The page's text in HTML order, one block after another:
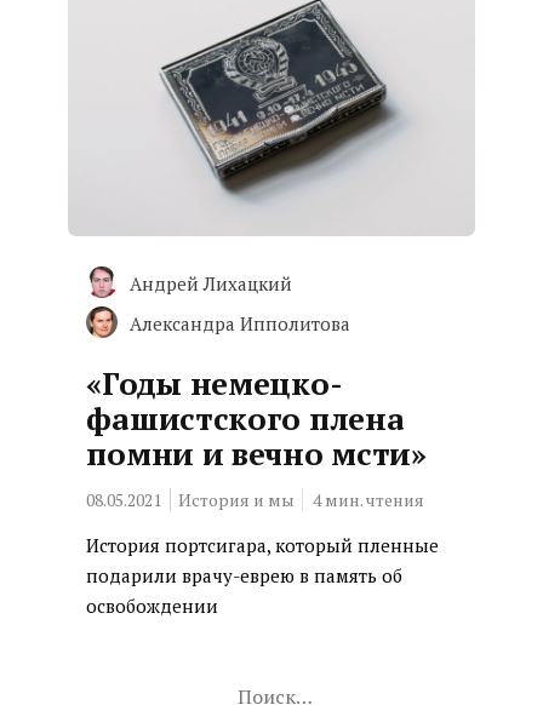
Андрей Лихацкий
Александра Ипполитова
«Годы немецко-
фашистского плена
помни и вечно мсти»
08.05.2021 История и мы 4мин. чтения
История портсигара, который пленные
подарили врачу-еврею в память об
освобождении